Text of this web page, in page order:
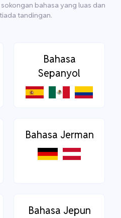
bahasa yang luas dan
tandingan.
Bahasa
Sepanyol
Bahasa Jerman
Bahasa Jepun